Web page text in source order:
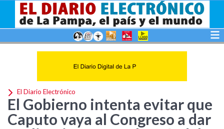
El Diario Electrónico
El Gobierno intenta evitar que
Caputo vaya al Congreso a dar